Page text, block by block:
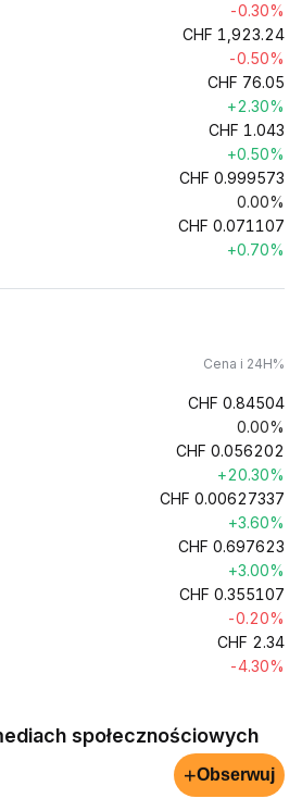
-0.30%
CHF 1,923.24
-0.50%
CHF 76.05
+2.30%
CHF 1.043
+0.50%
CHF 0.999573
0.00%
CHF 0.071107
+0.70%
Cena i 24H%
CHF 0.84504
0.00%
CHF 0.056202
+20.30%
CHF 0.00627337
+3.60%
CHF 0.697623
+3.00%
CHF 0.355107
-0.20%
CHF 2.34
-4.30%
społecznościowych
+Obserwuj